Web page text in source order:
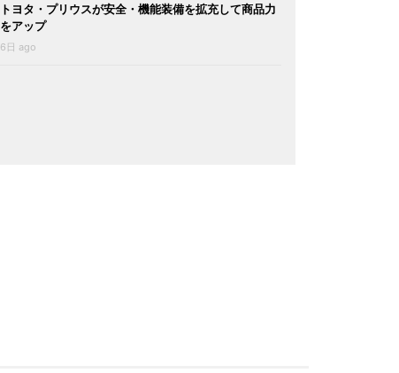
トヨタ・プリウスが安全・機能装備を拡充して商品力
をアップ
6日 ago